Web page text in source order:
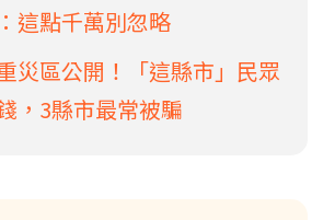
這點千萬別忽略
災區公開！「這縣市」民眾
，3縣市最常被騙